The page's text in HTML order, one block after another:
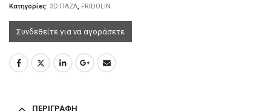
Κατηγορίες: 3D ΠΑΖΛ, FRIDOLIN
Συνδεθείτε για να αγοράσετε
ΠΕΡΙΓΡΑΦΉ